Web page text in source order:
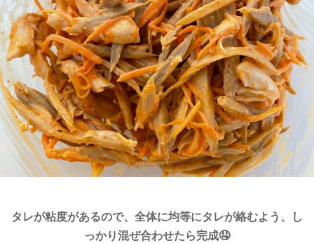
タレが粘度があるので、全体に均等にタレが絡むよう、し
っかり混ぜ合わせたら完成🤤